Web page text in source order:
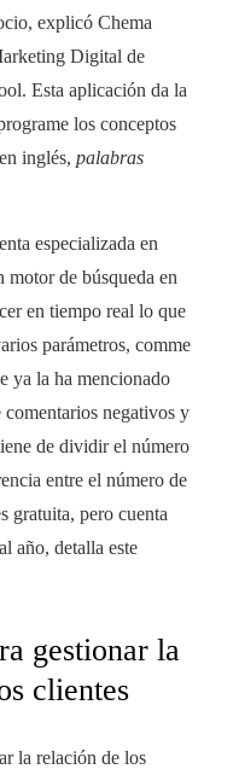
explicó Chema
Digital de
Esta aplicación da la
los conceptos
inglés, palabras
especializada en
motor de búsqueda en
en tiempo real lo que
parámetros, comme
ya la ha mencionado
negativos y
de dividir el número
entre el número de
gratuita, pero cuenta
año, detalla este
gestionar la
clientes
la relación de los